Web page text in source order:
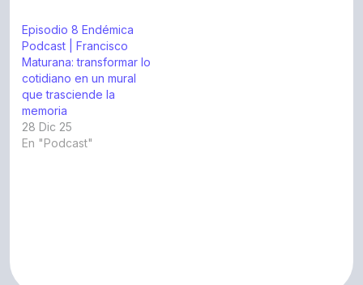
Episodio 8 Endémica
Podcast | Francisco
Maturana: transformar lo
cotidiano en un mural
que trasciende la
memoria
28 Dic 25
En "Podcast"